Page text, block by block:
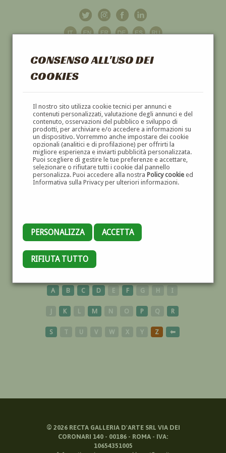
CONSENSO ALL'USO DEI
COOKIES
Il nostro sito utilizza cookie tecnici per annunci e
contenuti personalizzati, valutazione degli annunci e del
contenuto, osservazioni del pubblico e sviluppo di
prodotti, per archiviare e/o accedere a informazioni su
un dispositivo. Vorremmo anche impostare dei cookie
opzionali (analitici e di profilazione) per offrirti la
migliore esperienza e inviarti pubblicità personalizzata.
Puoi scegliere di gestire le tue preferenze e accettare,
selezionare o rifiutare tutti i cookie dal pannello
personalizza. Puoi accedere alla nostra Policy cookieed
Informativa sulla Privacy per ulteriori informazioni.
PERSONALIZZA ACCETTA
RIFIUTA TUTTO
GALLERIAD'ARTE
DIPINTI E SCULTURE '800 E '900
SCULTURE
A B C D E F G H I
J K L M N O P Q R
S T U V W X Y Z ⬅
© 2026RECTA GALLERIA D'ARTE SRL VIA DEI
CORONARI 140 - 00186 - ROMA - IVA:
10654351005